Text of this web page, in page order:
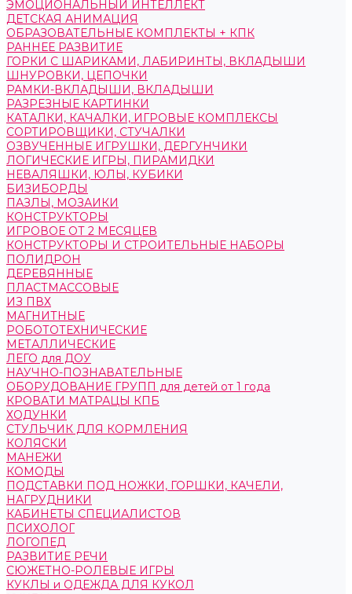
ЭМОЦИОНАЛЬНЫЙ ИНТЕЛЛЕКТ
ДЕТСКАЯ АНИМАЦИЯ
ОБРАЗОВАТЕЛЬНЫЕ КОМПЛЕКТЫ + КПК
РАННЕЕ РАЗВИТИЕ
ГОРКИ С ШАРИКАМИ, ЛАБИРИНТЫ, ВКЛАДЫШИ
ШНУРОВКИ, ЦЕПОЧКИ
РАМКИ-ВКЛАДЫШИ, ВКЛАДЫШИ
РАЗРЕЗНЫЕ КАРТИНКИ
КАТАЛКИ, КАЧАЛКИ, ИГРОВЫЕ КОМПЛЕКСЫ
СОРТИРОВЩИКИ, СТУЧАЛКИ
ОЗВУЧЕННЫЕ ИГРУШКИ, ДЕРГУНЧИКИ
ЛОГИЧЕСКИЕ ИГРЫ, ПИРАМИДКИ
НЕВАЛЯШКИ, ЮЛЫ, КУБИКИ
БИЗИБОРДЫ
ПАЗЛЫ, МОЗАИКИ
КОНСТРУКТОРЫ
ИГРОВОЕ ОТ 2 МЕСЯЦЕВ
КОНСТРУКТОРЫ И СТРОИТЕЛЬНЫЕ НАБОРЫ
ПОЛИДРОН
ДЕРЕВЯННЫЕ
ПЛАСТМАССОВЫЕ
ИЗ ПВХ
МАГНИТНЫЕ
РОБОТОТЕХНИЧЕСКИЕ
МЕТАЛЛИЧЕСКИЕ
ЛЕГО для ДОУ
НАУЧНО-ПОЗНАВАТЕЛЬНЫЕ
ОБОРУДОВАНИЕ ГРУПП для детей от 1 года
КРОВАТИ МАТРАЦЫ КПБ
ХОДУНКИ
СТУЛЬЧИК ДЛЯ КОРМЛЕНИЯ
КОЛЯСКИ
МАНЕЖИ
КОМОДЫ
ПОДСТАВКИ ПОД НОЖКИ, ГОРШКИ, КАЧЕЛИ,
НАГРУДНИКИ
КАБИНЕТЫ СПЕЦИАЛИСТОВ
ПСИХОЛОГ
ЛОГОПЕД
РАЗВИТИЕ РЕЧИ
СЮЖЕТНО-РОЛЕВЫЕ ИГРЫ
КУКЛЫ и ОДЕЖДА ДЛЯ КУКОЛ